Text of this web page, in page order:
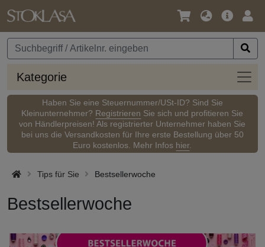
Sprache
Währung
Kategorie
Haben Sie eine Steuernummer/USt-ID? Sind Sie
Kleinunternehmer? Registrieren Sie sich und profitieren Sie
von Händlerpreisen! Als registrierter Unternehmer haben Sie
bei uns die Versandkosten für Ihre erste Bestellung über 50
Euro kostenlos. Mehr Infos hier.
Tips für Sie Bestsellerwoche
Bestsellerwoche